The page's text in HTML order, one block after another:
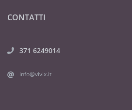
CONTATTI
371 6249014
info@vivix.it